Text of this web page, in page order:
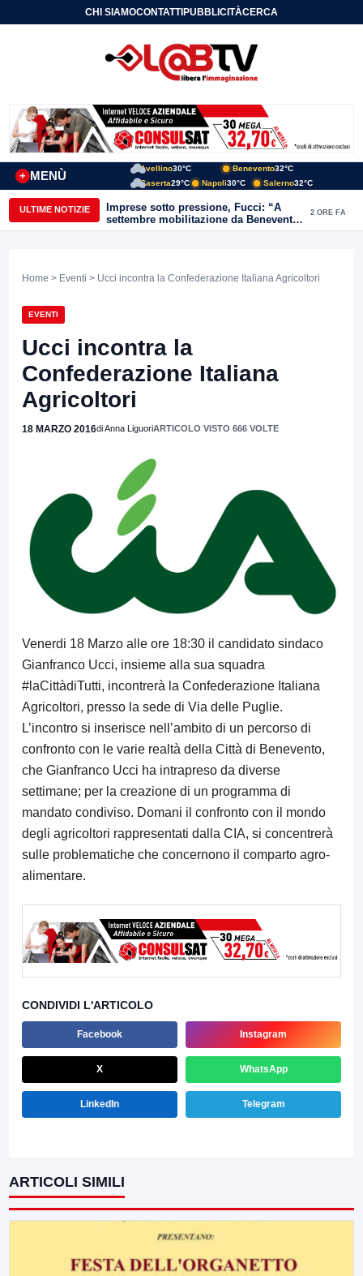
CHI SIAMOCONTATTIPUBBLICITÀCERCA
MENÙ
+
Avellino30°C Benevento32°C
Caserta29°C Napoli30°C Salerno32°C
ULTIME NOTIZIE
Imprese sotto pressione, Fucci: “A
settembre mobilitazione da Benevento
e Avellino”
2 ORE FA
Home > Eventi > Ucci incontra la Confederazione Italiana Agricoltori
EVENTI
Ucci incontra la
Confederazione Italiana
Agricoltori
18 MARZO 2016di Anna LiguoriARTICOLO VISTO 666 VOLTE
Venerdi 18 Marzo alle ore 18:30 il candidato sindaco
Gianfranco Ucci, insieme alla sua squadra
#laCittàdiTutti, incontrerà la Confederazione Italiana
Agricoltori, presso la sede di Via delle Puglie.
L’incontro si inserisce nell’ambito di un percorso di
confronto con le varie realtà della Città di Benevento,
che Gianfranco Ucci ha intrapreso da diverse
settimane; per la creazione di un programma di
mandato condiviso. Domani il confronto con il mondo
degli agricoltori rappresentati dalla CIA, si concentrerà
sulle problematiche che concernono il comparto agro-
alimentare.
CONDIVIDI L'ARTICOLO
Facebook Instagram
X WhatsApp
LinkedIn Telegram
ARTICOLI SIMILI